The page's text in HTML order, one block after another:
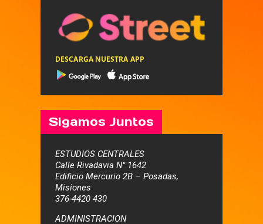
DESCARGA NUESTRA APP
Sigamos Juntos
ESTUDIOS CENTRALES
Calle Rivadavia N° 1642
Edificio Mercurio 2B – Posadas,
Misiones
376-4420 430
ADMINISTRACION